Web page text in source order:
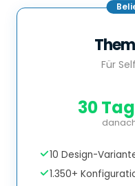
Für
30
10 Design-
1.350+